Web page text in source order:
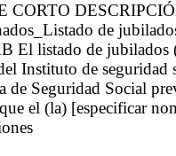
CORTO
de
listado de jubilados
Instituto de seguridad
de Seguridad Social
el (la) [especificar